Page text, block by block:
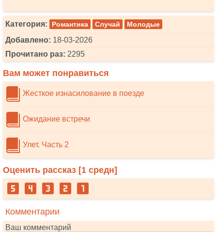
Категория: Романтика Случай Молодые
Добавлено: 18-03-2026
Прочитано раз: 2295
Вам может понравиться
Жесткое изнасилование в поезде
Ожидание встречи
Улет. Часть 2
Оценить рассказ [1 средн]
Комментарии
Ваш комментарий